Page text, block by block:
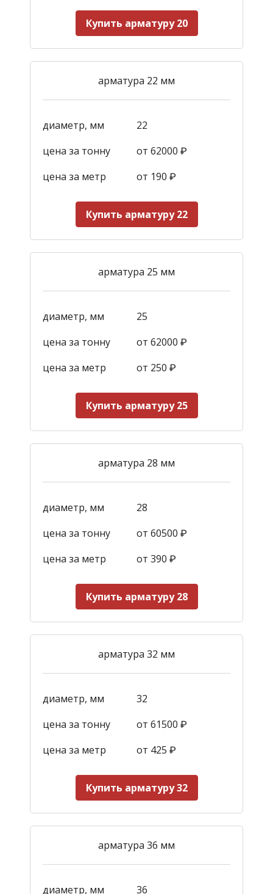
Купить арматуру 20
арматура 22 мм
диаметр, мм
22
цена за тонну
от 62000 ₽
цена за метр
от 190 ₽
Купить арматуру 22
арматура 25 мм
диаметр, мм
25
цена за тонну
от 62000 ₽
цена за метр
от 250 ₽
Купить арматуру 25
арматура 28 мм
диаметр, мм
28
цена за тонну
от 60500 ₽
цена за метр
от 390 ₽
Купить арматуру 28
арматура 32 мм
диаметр, мм
32
цена за тонну
от 61500 ₽
цена за метр
от 425 ₽
Купить арматуру 32
арматура 36 мм
диаметр, мм 36